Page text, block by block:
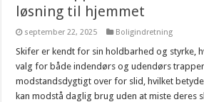
løsning til hjemmet
september 22, 2025 Boligindretning
Skifer er kendt for sin holdbarhed og styrke,
valg for både indendørs og udendørs
modstandsdygtigt over for slid, hvilket
kan modstå daglig brug uden at miste deres